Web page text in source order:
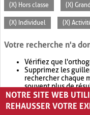
(X) Hors classe (X)
(X) Individuel (X)
Votre recherche n'a
Vérifiez que
Supprimez les
rechercher chaque
souvent plus de
Envisagez d'élargir
retournera souvent
NOTRE SITE WEB
REHAUSSER VOTRE